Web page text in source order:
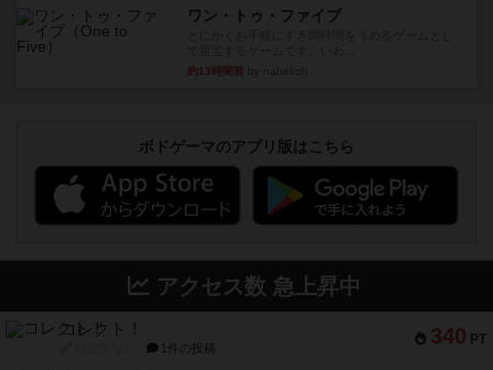
ワン・トゥ・ファイブ
約13時間前
ボドゲーマのアプリ版はこちら
アクセス数 急上昇中
340 PT
コレクト！
1件の投稿